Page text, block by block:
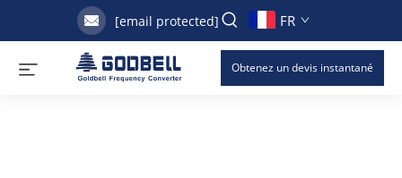
[email protected] FR
Obtenez un devis instantané